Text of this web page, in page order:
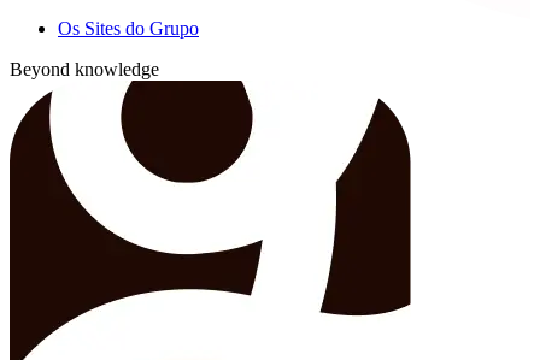
Os Sites do Grupo
Beyond knowledge